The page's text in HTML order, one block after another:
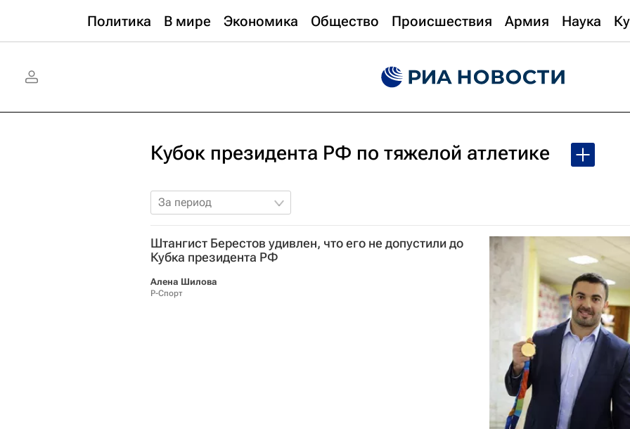
Политика В мире Экономика Общество Происшествия Армия Наука
Кубок президента РФ по тяжелой атлетике
За период
Штангист Берестов удивлен, что его не допустили до
Кубка президента РФ
Алена Шилова
Р-Спорт